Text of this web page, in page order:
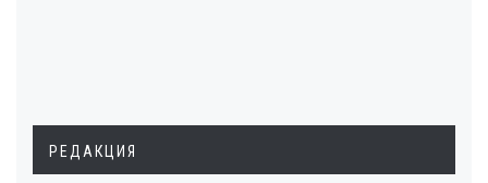
РЕДАКЦИЯ